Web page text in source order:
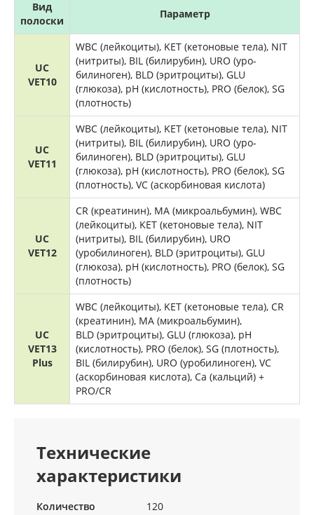
Вид
полоски
Параметр
UC
VET10
WBC (лейкоциты), KET (кетоновые тела), NIT
(нитриты), BIL (билирубин), URO (уро-
билиноген), BLD (эритроциты), GLU
(глюкоза), pH (кислотность), PRO (белок), SG
(плотность)
UC
VET11
WBC (лейкоциты), KET (кетоновые тела), NIT
(нитриты), BIL (билирубин), URO (уро-
билиноген), BLD (эритроциты), GLU
(глюкоза), pH (кислотность), PRO (белок), SG
(плотность), VC (аскорбиновая кислота)
UC
VET12
CR (креатинин), MA (микроальбумин), WBC
(лейкоциты), KET (кетоновые тела), NIT
(нитриты), BIL (билирубин), URO
(уробилиноген), BLD (эритроциты), GLU
(глюкоза), pH (кислотность), PRO (белок), SG
(плотность)
UC
VET13
Plus
WBC (лейкоциты), KET (кетоновые тела), CR
(креатинин), MA (микроальбумин),
BLD (эритроциты), GLU (глюкоза), pH
(кислотность), PRO (белок), SG (плотность),
BIL (билирубин), URO (уробилиноген), VC
(аскорбиновая кислота), Ca (кальций) +
PRO/CR
Технические
характеристики
Количество
120